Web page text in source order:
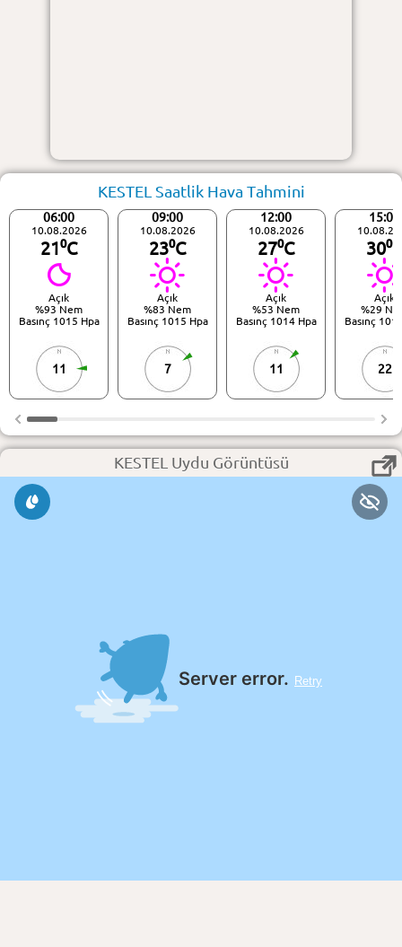
KESTEL Saatlik Hava Tahmini
06:00
10.08.2026
21⁰C
Açık
%93 Nem
Basınç 1015 Hpa
11
09:00
10.08.2026
23⁰C
Açık
%83 Nem
Basınç 1015 Hpa
7
12:00
10.08.2026
27⁰C
Açık
%53 Nem
Basınç 1014 Hpa
11
15:00
30⁰C
Açık
%29
Basınç
22
KESTEL Uydu Görüntüsü